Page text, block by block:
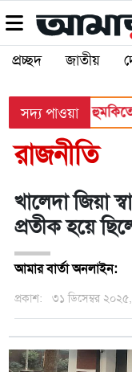
প্রচ্ছদ জাতীয়
সদ্য পাওয়া
টার্গেট, হুমকিতে
রাজনীতি
খালেদা জিয়া
প্রতীক হয়ে
আমার বার্তা অনলাইন:
প্রকাশ: ৩১ ডিসেম্বর